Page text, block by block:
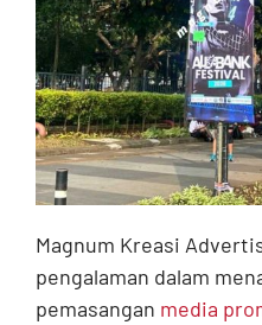
Magnum Kreasi
pengalaman dalam
pemasangan media